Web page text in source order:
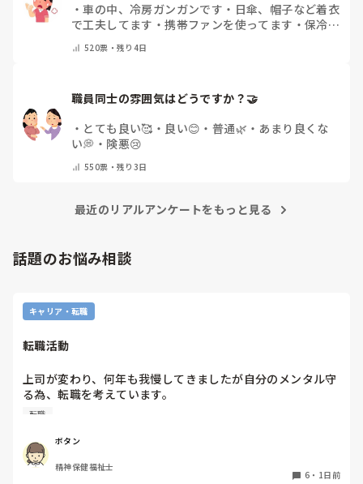
・車の中、冷房ガンガンです ・ 日傘、帽子など着衣
で工夫してます ・携帯ファンを使ってます ・ 保冷剤
を持ち運んでいます
ん ・その他（コメントで教えて下さい）
520票・残り4日
職員同士の雰囲気はどうですか？🤝
・ とても良い🥰 ・ 良い😊 ・ 普通🌿 ・ あまり良くな
い💭 ・ 険悪😢
550票・残り3日
最近のリアルアンケートをもっと見る
話題のお悩み相談
キャリア・転職
転職活動
上司が変わり、何年も我慢してきましたが自分のメンタル守
る為、転職を考えています。
納得できる仕事に出会うまでの間
②系列の他職場に移動する
皆さんならどうしますか？
転職
ボタン
精神保健福祉士
6 ・ 1日前